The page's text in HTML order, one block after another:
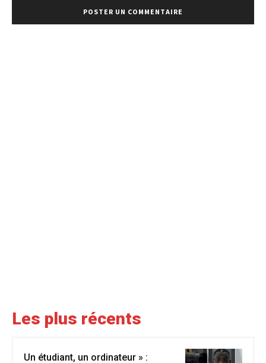
Les plus récents
Un étudiant, un ordinateur » :